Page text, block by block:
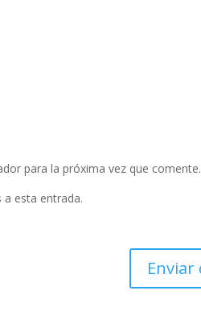
para la próxima vez que comente.
esta entrada.